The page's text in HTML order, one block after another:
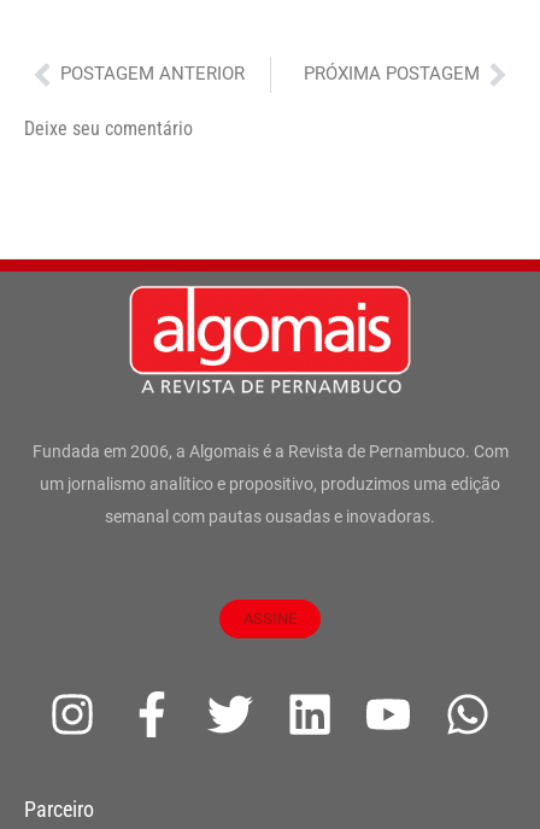
Anterior
POSTAGEM ANTERIOR PRÓXIMA POSTAGEM
Deixe seu comentário
Fundada em 2006, a Algomais é a Revista de Pernambuco. Com
um jornalismo analítico e propositivo, produzimos uma edição
semanal com pautas ousadas e inovadoras.
ASSINE
I
s
F
a
T
L
Y
W
Parceiro